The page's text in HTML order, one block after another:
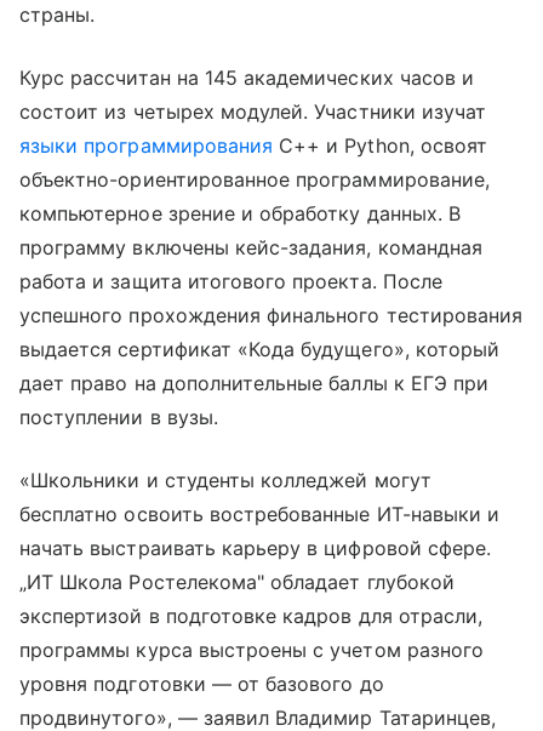
страны.
Курс рассчитан на 145 академических часов и
состоит из четырех модулей. Участники изучат
языки программирования C++ и Python, освоят
объектно-ориентированное программирование,
компьютерное зрение и обработку данных. В
программу включены кейс-задания, командная
работа и защита итогового проекта. После
успешного прохождения финального тестирования
выдается сертификат «Кода будущего», который
дает право на дополнительные баллы к ЕГЭ при
поступлении в вузы.
«Школьники и студенты колледжей могут
бесплатно освоить востребованные ИТ-навыки и
начать выстраивать карьеру в цифровой сфере.
„ИТ Школа Ростелекома" обладает глубокой
экспертизой в подготовке кадров для отрасли,
программы курса выстроены с учетом разного
уровня подготовки — от базового до
продвинутого», — заявил Владимир Татаринцев,